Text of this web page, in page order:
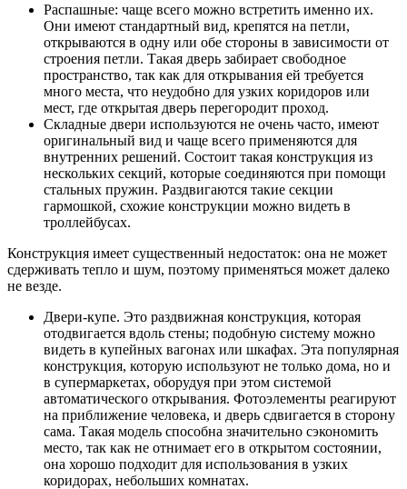
Распашные: чаще всего можно встретить именно их.
Они имеют стандартный вид, крепятся на петли,
открываются в одну или обе стороны в зависимости от
строения петли. Такая дверь забирает свободное
пространство, так как для открывания ей требуется
много места, что неудобно для узких коридоров или
мест, где открытая дверь перегородит проход.
Складные двери используются не очень часто, имеют
оригинальный вид и чаще всего применяются для
внутренних решений. Состоит такая конструкция из
нескольких секций, которые соединяются при помощи
стальных пружин. Раздвигаются такие секции
гармошкой, схожие конструкции можно видеть в
троллейбусах.
Конструкция имеет существенный недостаток: она не может
сдерживать тепло и шум, поэтому применяться может далеко
не везде.
Двери-купе. Это раздвижная конструкция, которая
отодвигается вдоль стены; подобную систему можно
видеть в купейных вагонах или шкафах. Эта популярная
конструкция, которую используют не только дома, но и
в супермаркетах, оборудуя при этом системой
автоматического открывания. Фотоэлементы реагируют
на приближение человека, и дверь сдвигается в сторону
сама. Такая модель способна значительно сэкономить
место, так как не отнимает его в открытом состоянии,
она хорошо подходит для использования в узких
коридорах, небольших комнатах.